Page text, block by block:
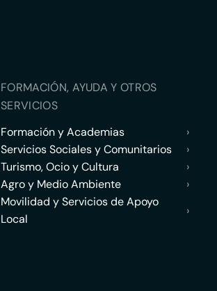
FORMACIÓN, AYUDA Y OTROS
SERVICIOS
Formación y Academias
›
Servicios Sociales y Comunitarios
›
Turismo, Ocio y Cultura
›
Agro y Medio Ambiente
›
Movilidad y Servicios de Apoyo
Local
›